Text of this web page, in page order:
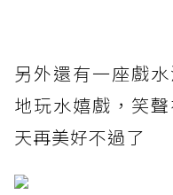
另外還有一座戲
地玩水嬉戲，笑
天再美好不過了